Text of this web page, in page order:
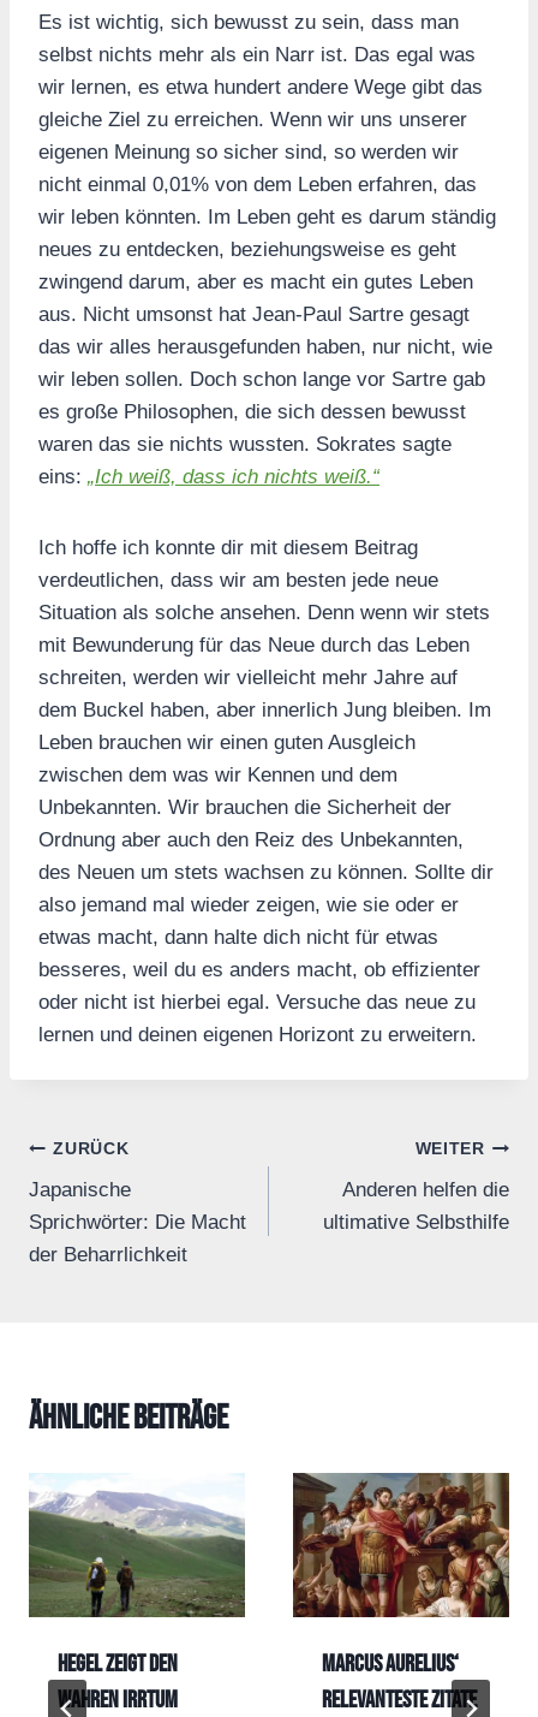
Es ist wichtig, sich bewusst zu sein, dass man
selbst nichts mehr als ein Narr ist. Das egal was
wir lernen, es etwa hundert andere Wege gibt das
gleiche Ziel zu erreichen. Wenn wir uns unserer
eigenen Meinung so sicher sind, so werden wir
nicht einmal 0,01% von dem Leben erfahren, das
wir leben könnten. Im Leben geht es darum ständig
neues zu entdecken, beziehungsweise es geht
zwingend darum, aber es macht ein gutes Leben
aus. Nicht umsonst hat Jean-Paul Sartre gesagt
das wir alles herausgefunden haben, nur nicht, wie
wir leben sollen. Doch schon lange vor Sartre gab
es große Philosophen, die sich dessen bewusst
waren das sie nichts wussten. Sokrates sagte
eins: „Ich weiß, dass ich nichts weiß.“
Ich hoffe ich konnte dir mit diesem Beitrag
verdeutlichen, dass wir am besten jede neue
Situation als solche ansehen. Denn wenn wir stets
mit Bewunderung für das Neue durch das Leben
schreiten, werden wir vielleicht mehr Jahre auf
dem Buckel haben, aber innerlich Jung bleiben. Im
Leben brauchen wir einen guten Ausgleich
zwischen dem was wir Kennen und dem
Unbekannten. Wir brauchen die Sicherheit der
Ordnung aber auch den Reiz des Unbekannten,
des Neuen um stets wachsen zu können. Sollte dir
also jemand mal wieder zeigen, wie sie oder er
etwas macht, dann halte dich nicht für etwas
besseres, weil du es anders macht, ob effizienter
oder nicht ist hierbei egal. Versuche das neue zu
lernen und deinen eigenen Horizont zu erweitern.
Beitrags-
Navigation
ZURÜCK
Japanische
Sprichwörter: Die Macht
der Beharrlichkeit
WEITER
Anderen helfen die
ultimative Selbsthilfe
Ähnliche Beiträge
Hegel zeigt den
wahren Irrtum
Marcus Aurelius‘
relevanteste Zitate